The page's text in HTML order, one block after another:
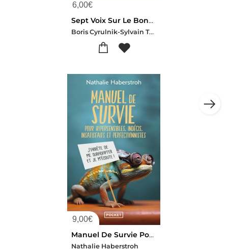
6,00€
Sept Voix Sur Le Bonheur
Boris Cyrulnik-Sylvain Tesson-Luc Ferry-Claudia Senik-Michela Marzano-Leili Anvar-Karol Beffa
9,00€
Manuel De Survie Pour Hypersensibles, Indecis, Insatisfaits Et Perfectionnistes
Nathalie Haberstroh